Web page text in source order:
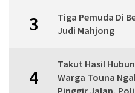
3
Tiga Pemuda Di
Judi Mahjong
4
Takut Hasil
Warga Touna
Pinggir Jalan,